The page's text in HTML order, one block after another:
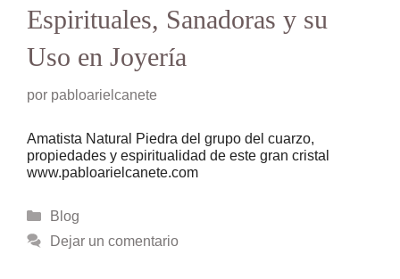
Espirituales, Sanadoras y su
Uso en Joyería
por pabloarielcanete
Amatista Natural Piedra del grupo del cuarzo,
propiedades y espiritualidad de este gran cristal
www.pabloarielcanete.com
Categorías
Blog
Dejar un comentario